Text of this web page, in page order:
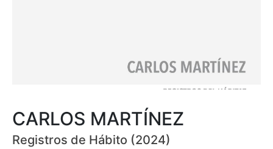
CARLOS MARTÍNEZ
Registros de Hábito (2024)